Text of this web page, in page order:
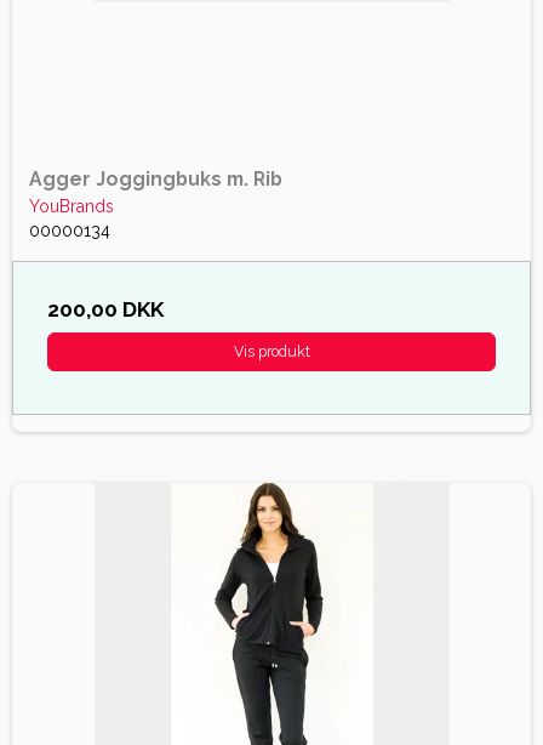
Agger Joggingbuks m. Rib
YouBrands
00000134
200,00 DKK
Vis produkt